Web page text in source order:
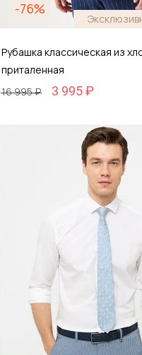
-76%
Рубашка классическая из
приталенная
16 995 ₽
3 995 ₽
Добавить в